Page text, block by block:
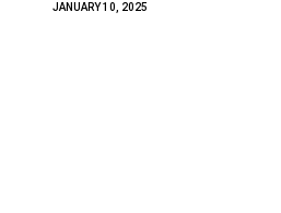
JANUARY 10, 2025